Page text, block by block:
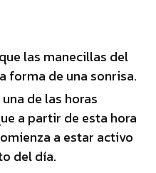
las manecillas del
forma de una sonrisa.
de las horas
a partir de esta hora
a estar activo
del día.